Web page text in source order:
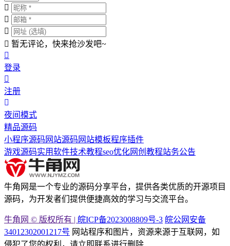
暂无评论，快来抢沙发吧~
登录
注册
夜间模式
精品源码
小程序源码 网站源码 网站模板程序插件
游戏源码实用软件技术教程seo优化网创教程站务公告
牛角网是一个专业的源码分享平台，提供各类优质的开源项目
源码，为开发者们提供便捷高效的学习与交流平台。
牛角网 © 版权所有 | 皖ICP备2023008809号-3 皖公网安备
34012302001217号 网站程序和图片，资源来源于互联网，如
侵犯了您的权利，请立即联系进行删除